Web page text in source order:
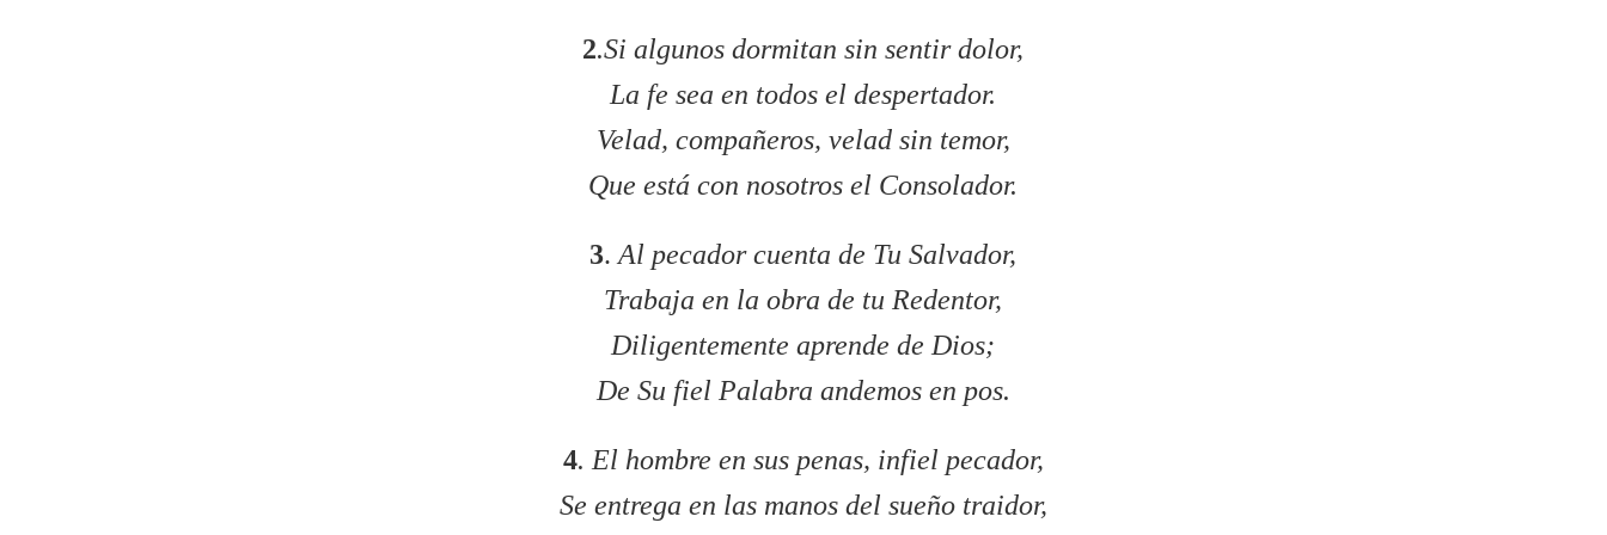
2.Si algunos dormitan sin sentir dolor,
La fe sea en todos el despertador.
Velad, compañeros, velad sin temor,
Que está con nosotros el Consolador.
3. Al pecador cuenta de Tu Salvador,
Trabaja en la obra de tu Redentor,
Diligentemente aprende de Dios;
De Su fiel Palabra andemos en pos.
4. El hombre en sus penas, infiel pecador,
Se entrega en las manos del sueño traidor,